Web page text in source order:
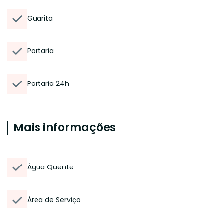
Guarita
Portaria
Portaria 24h
Mais informações
Água Quente
Área de Serviço